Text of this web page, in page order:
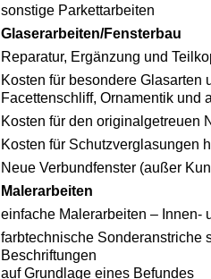
sonstige Parkettarbeiten
Glaserarbeiten/Fensterbau
Reparatur, Ergänzung und
Kosten für besondere Glasarten
Facettenschliff, Ornamentik und
Kosten für den originalgetreuen
Kosten für Schutzverglasungen
Neue Verbundfenster (außer
Malerarbeiten
einfache Malerarbeiten – Innen-
farbtechnische Sonderanstriche
Beschriftungen
auf Grundlage eines Befundes